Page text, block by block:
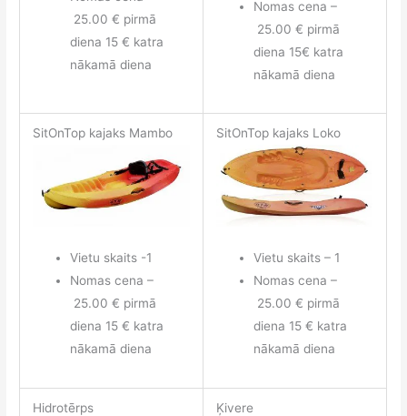
25.00 € pirmā
diena 15 € katra
nākamā diena
Nomas cena –
25.00 € pirmā
diena 15€ katra
nākamā diena
SitOnTop kajaks Mambo
Vietu skaits -1
Nomas cena –
25.00 € pirmā
diena 15 € katra
nākamā diena
SitOnTop kajaks Loko
Vietu skaits – 1
Nomas cena –
25.00 € pirmā
diena 15 € katra
nākamā diena
Hidrotērps Ķivere